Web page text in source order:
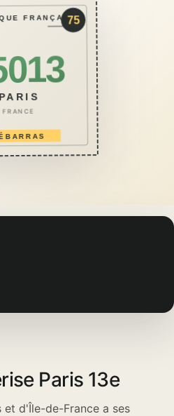
FRANÇAISE
PARIS
FRANCE
75
Paris 13e
et d'Île-de-France a ses